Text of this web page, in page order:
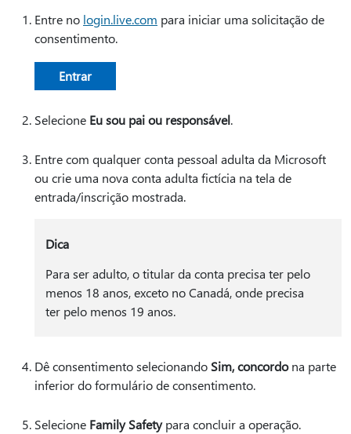
Entre no login.live.com para iniciar uma solicitação de
consentimento.
Entrar
Selecione Eu sou pai ou responsável.
Entre com qualquer conta pessoal adulta da Microsoft
ou crie uma nova conta adulta fictícia na tela de
entrada/inscrição mostrada.
Dica
Para ser adulto, o titular da conta precisa ter pelo
menos 18 anos, exceto no Canadá, onde precisa
ter pelo menos 19 anos.
Dê consentimento selecionando Sim, concordona parte
inferior do formulário de consentimento.
Selecione Family Safetypara concluir a operação.